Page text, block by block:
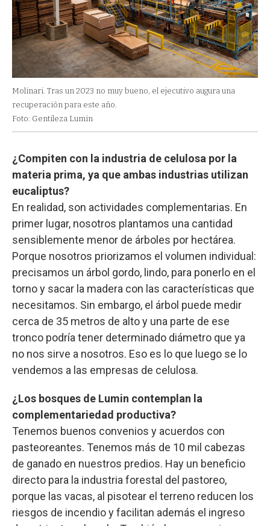
Molinari. Tras un 2023 no muy bueno, el ejecutivo augura una
recuperación para este año.
Foto: Gentileza Lumin
¿Compiten con la industria de celulosa por la
materia prima, ya que ambas industrias utilizan
eucaliptus?
En realidad, son actividades complementarias. En
primer lugar, nosotros plantamos una cantidad
sensiblemente menor de árboles por hectárea.
Porque nosotros priorizamos el volumen individual:
precisamos un árbol gordo, lindo, para ponerlo en el
torno y sacar la madera con las características que
necesitamos. Sin embargo, el árbol puede medir
cerca de 35 metros de alto y una parte de ese
tronco podría tener determinado diámetro que ya
no nos sirve a nosotros. Eso es lo que luego se lo
vendemos a las empresas de celulosa.
¿Los bosques de Lumin contemplan la
complementariedad productiva?
Tenemos buenos convenios y acuerdos con
pasteoreantes. Tenemos más de 10 mil cabezas
de ganado en nuestros predios. Hay un beneficio
directo para la industria forestal del pastoreo,
porque las vacas, al pisotear el terreno reducen los
riesgos de incendio y facilitan además el ingreso